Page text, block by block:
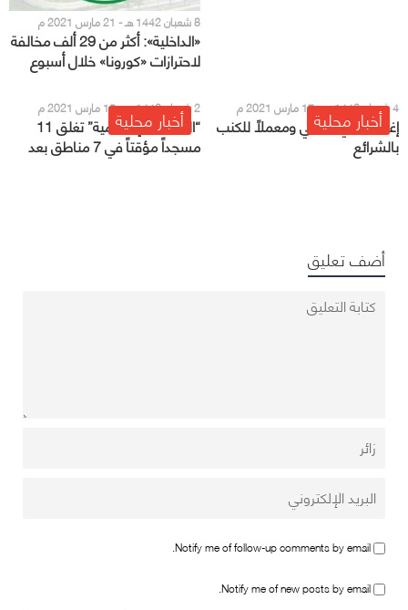
8 شعبان 1442 هـ - 21 مارس 2021 م
«الداخلية»: أكثر من 29 ألف مخالفة
لاحترازات «كورونا» خلال أسبوع
أخبار محلية 4 شعبان 1442 هـ - 17 مارس 2021 م
إغلاق نادي نسائي ومعملاً للكنب
بالشرائع
أخبار محلية 2 شعبان 1442 هـ - 15 مارس 2021 م
“الشؤون الإسلامية” تغلق 11
مسجداً مؤقتاً في 7 مناطق بعد
ثبوت حالات إصابة كورونا
أضف تعليق
Notify me of follow-up comments by email.
Notify me of new posts by email.